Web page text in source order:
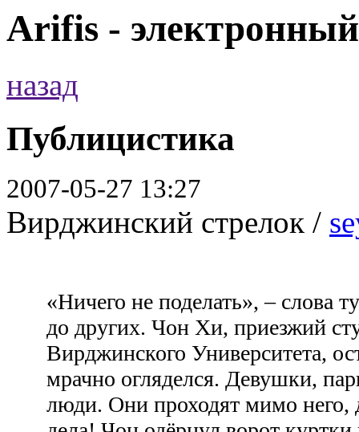
Arifis -
назад
Публицистика
2007-05-27 13:27
Вирджинский стрелок /
«Ничего не поделать», – слова
до других. Чон Хи, приезжий
Вирджинского Университета,
мрачно огляделся. Девушки,
люди. Они проходят мимо него,